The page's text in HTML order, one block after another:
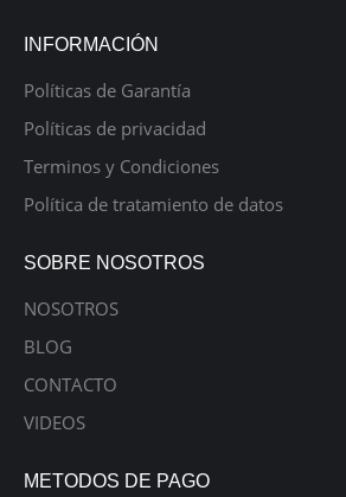
INFORMACIÓN
Políticas de Garantía
Políticas de privacidad
Terminos y Condiciones
Política de tratamiento de datos
SOBRE NOSOTROS
NOSOTROS
BLOG
CONTACTO
VIDEOS
METODOS DE PAGO